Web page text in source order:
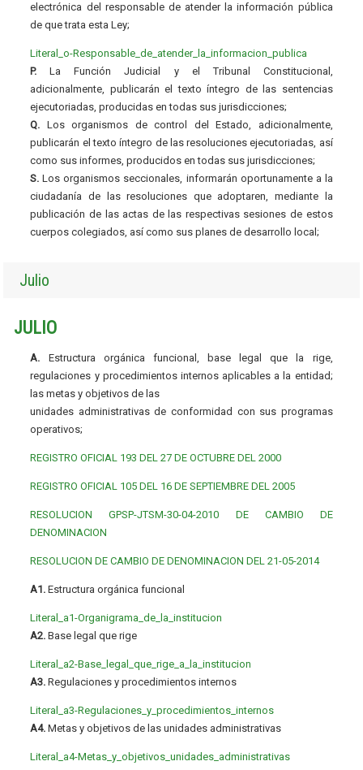
electrónica del responsable de atender la información pública
de que trata esta Ley;
Literal_o-Responsable_de_atender_la_informacion_publica
P. La Función Judicial y el Tribunal Constitucional,
adicionalmente, publicarán el texto íntegro de las sentencias
ejecutoriadas, producidas en todas sus jurisdicciones;
Q. Los organismos de control del Estado, adicionalmente,
publicarán el texto íntegro de las resoluciones ejecutoriadas, así
como sus informes, producidos en todas sus jurisdicciones;
S. Los organismos seccionales, informarán oportunamente a la
ciudadanía de las resoluciones que adoptaren, mediante la
publicación de las actas de las respectivas sesiones de estos
cuerpos colegiados, así como sus planes de desarrollo local;
Julio
JULIO
A. Estructura orgánica funcional, base legal que la rige,
regulaciones y procedimientos internos aplicables a la entidad;
las metas y objetivos de las
unidades administrativas de conformidad con sus programas
operativos;
REGISTRO OFICIAL 193 DEL 27 DE OCTUBRE DEL 2000
REGISTRO OFICIAL 105 DEL 16 DE SEPTIEMBRE DEL 2005
RESOLUCION GPSP-JTSM-30-04-2010 DE CAMBIO DE
DENOMINACION
RESOLUCION DE CAMBIO DE DENOMINACION DEL 21-05-2014
A1. Estructura orgánica funcional
Literal_a1-Organigrama_de_la_institucion
A2. Base legal que rige
Literal_a2-Base_legal_que_rige_a_la_institucion
A3. Regulaciones y procedimientos internos
Literal_a3-Regulaciones_y_procedimientos_internos
A4. Metas y objetivos de las unidades administrativas
Literal_a4-Metas_y_objetivos_unidades_administrativas